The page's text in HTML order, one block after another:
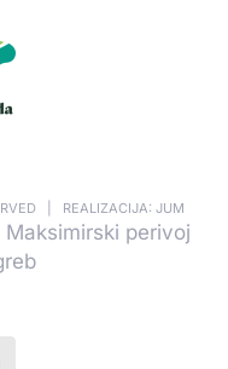
| REALIZACIJA: JUM
Maksimirski perivoj